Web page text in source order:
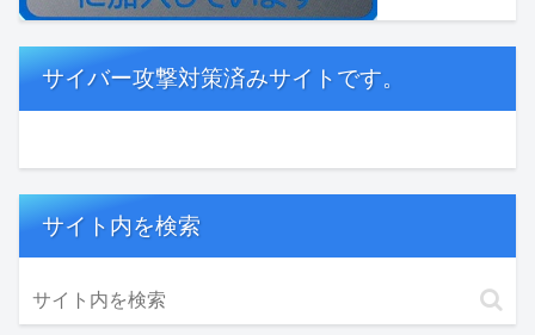
サイバー攻撃対策済みサイトです。
サイト内を検索